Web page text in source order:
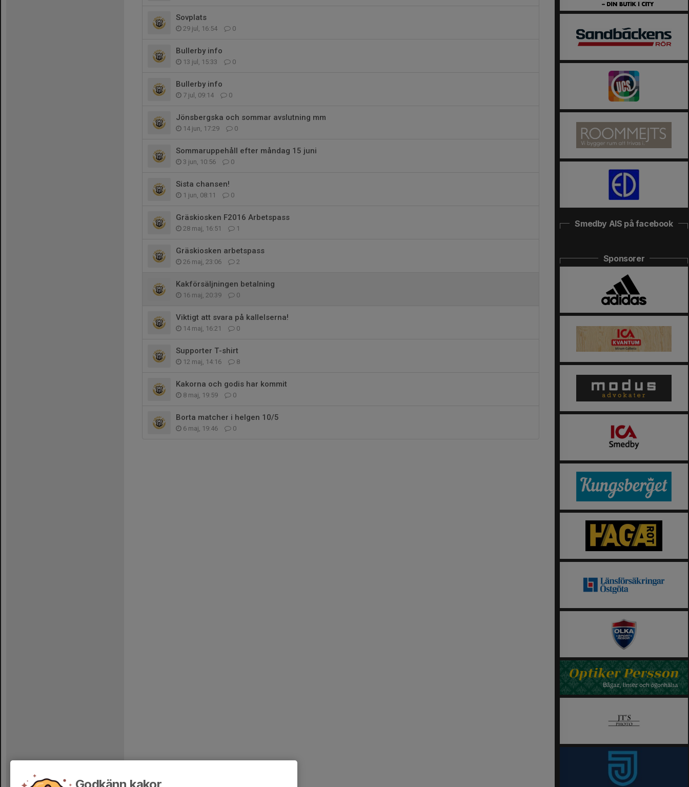
Sovplats
29 jul, 16:54 0
Bullerby info
13 jul, 15:33 0
Bullerby info
7 jul, 09:14 0
Jönsbergska och sommar avslutning mm
14 jun, 17:29 0
Sommaruppehåll efter måndag 15 juni
3 jun, 10:56 0
Sista chansen!
1 jun, 08:11 0
Gräskiosken F2016 Arbetspass
28 maj, 16:51 1
Gräskiosken arbetspass
26 maj, 23:06 2
Kakförsäljningen betalning
16 maj, 20:39 0
Viktigt att svara på kallelserna!
14 maj, 16:21 0
Supporter T-shirt
12 maj, 14:16 8
Kakorna och godis har kommit
8 maj, 19:59 0
Borta matcher i helgen 10/5
6 maj, 19:46 0
Smedby AIS på facebook
Sponsorer